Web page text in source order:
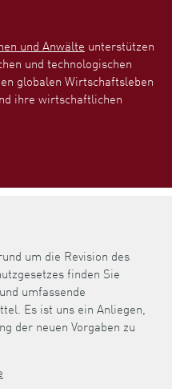
und Anwälte unterstützen
und technologischen
globalen Wirtschaftsleben
ihre wirtschaftlichen
um die Revision des
finden Sie
umfassende
Es ist uns ein Anliegen,
der neuen Vorgaben zu